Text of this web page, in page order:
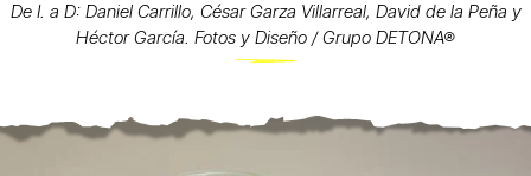
De I. a D: Daniel Carrillo, César Garza Villarreal, David de la Peña y
Héctor García. Fotos y Diseño / Grupo DETONA®